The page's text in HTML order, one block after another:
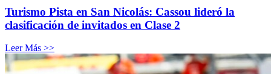
Turismo Pista en San Nicolás: Cassou lideró la
clasificación de invitados en Clase 2
Leer Más >>